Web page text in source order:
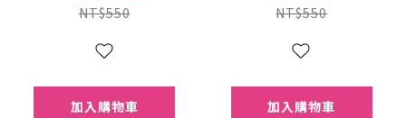
NT$550
加入購物車
NT$550
加入購物車